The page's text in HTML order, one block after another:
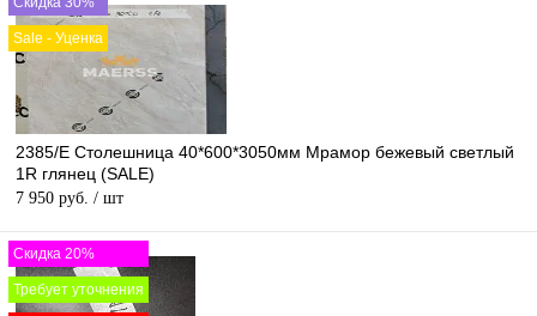
Sale - Уценка
2385/Е Столешница 40*600*3050мм Мрамор бежевый светлый
1R глянец (SALE)
7 950 руб. / шт
Скидка 20%
Требует уточнения